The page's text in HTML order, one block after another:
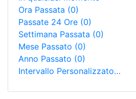
Ora Passata (0)
Passate 24 Ore (0)
Settimana Passata (0)
Mese Passato (0)
Anno Passato (0)
Intervallo Personalizzato…